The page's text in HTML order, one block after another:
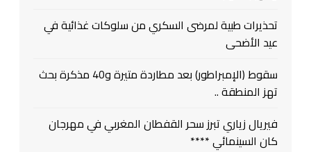
تحذيرات طبية لمرضى السكري من سلوكات غذائية في
عيد الأضحى
سقوط (الإمبراطور) بعد مطاردة متيرة و40 مذكرة بحث
تهز المنطقة ..
فيريال زياري تبرز سحر القفطان المغربي في مهرجان
كان السينمائي ****